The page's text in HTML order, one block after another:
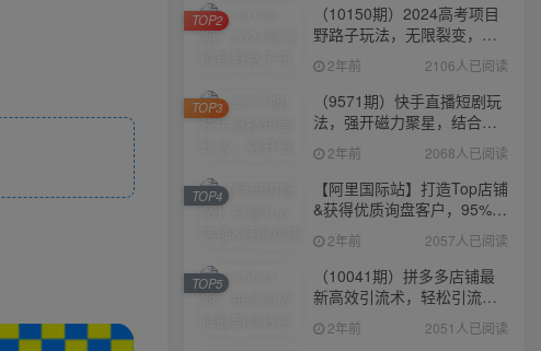
（10150期）2024高考项目
野路子玩法，无限裂变，最
高一天1W＋！
2年前 2106人已阅读
TOP2
（9571期）快手直播短剧玩
法，强开磁力聚星，结合多
种变现方式日入600+
2年前 2068人已阅读
TOP3
【阿里国际站】打造Top店铺
&获得优质询盘客户，​95%的
国际站讲师不会说的运营技
巧 2年前 2057人已阅读
TOP4
（10041期）拼多多店铺最
新高效引流术，轻松引流
400+创业粉，精准日变现五
位数！
2年前 2051人已阅读
TOP5